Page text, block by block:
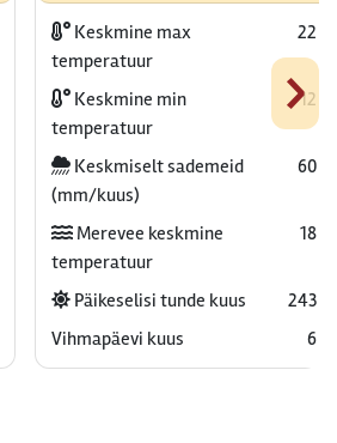
›
Keskmine max
temperatuur
22
Keskmine min
temperatuur
12
Keskmiselt sademeid
(mm/kuus)
60
Merevee keskmine
temperatuur
18
Päikeselisi tunde kuus
243
Vihmapäevi kuus
6